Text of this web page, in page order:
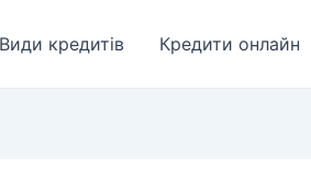
Види кредитів Кредити онлайн